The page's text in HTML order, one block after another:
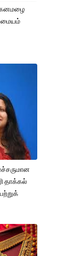
கனமழை
மையம்
தாக்கல்